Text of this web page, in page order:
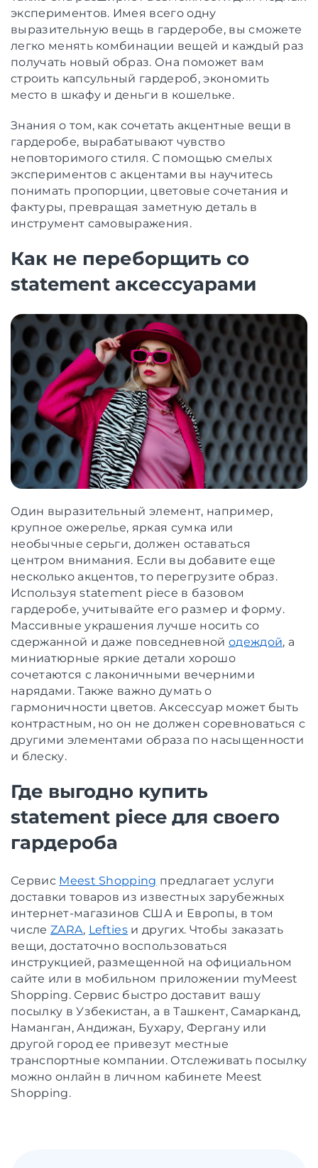
экспериментов. Имея всего одну
выразительную вещь в гардеробе, вы сможете
легко менять комбинации вещей и каждый раз
получать новый образ. Она поможет вам
строить капсульный гардероб, экономить
место в шкафу и деньги в кошельке.
Знания о том, как сочетать акцентные вещи в
гардеробе, вырабатывают чувство
неповторимого стиля. С помощью смелых
экспериментов с акцентами вы научитесь
понимать пропорции, цветовые сочетания и
фактуры, превращая заметную деталь в
инструмент самовыражения.
Как не переборщить со
statement аксессуарами
Один выразительный элемент, например,
крупное ожерелье, яркая сумка или
необычные серьги, должен оставаться
центром внимания. Если вы добавите еще
несколько акцентов, то перегрузите образ.
Используя statement piece в базовом
гардеробе, учитывайте его размер и форму.
Массивные украшения лучше носить со
сдержанной и даже повседневной одеждой, а
миниатюрные яркие детали хорошо
сочетаются с лаконичными вечерними
нарядами. Также важно думать о
гармоничности цветов. Аксессуар может быть
контрастным, но он не должен соревноваться с
другими элементами образа по насыщенности
и блеску.
Где выгодно купить
statement piece для своего
гардероба
Сервис Meest Shopping предлагает услуги
доставки товаров из известных зарубежных
интернет-магазинов США и Европы, в том
числе ZARA, Lefties и других. Чтобы заказать
вещи, достаточно воспользоваться
инструкцией, размещенной на официальном
сайте или в мобильном приложении myMeest
Shopping. Сервис быстро доставит вашу
посылку в Узбекистан, а в Ташкент, Самарканд,
Наманган, Андижан, Бухару, Фергану или
другой город ее привезут местные
транспортные компании. Отслеживать посылку
можно онлайн в личном кабинете Meest
Shopping.